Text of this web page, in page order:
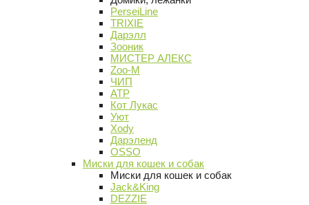
PerseiLine
TRIXIE
Дарэлл
Зооник
МИСТЕР АЛЕКС
Zoo-M
ЧИП
АТР
Кот Лукас
Уют
Xody
Дарэленд
OSSO
Миски для кошек и собак
Миски для кошек и собак
Jack&King
DEZZIE